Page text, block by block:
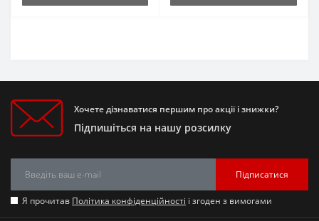
Хочете дізнаватися першим про акції і знижки?
Підпишіться на нашу розсилку
Підписатися
Я прочитав Політика конфіденційності і згоден з вимогами